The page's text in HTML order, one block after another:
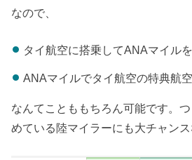
なので、
タイ航空に搭乗してANAマイル
ANAマイルでタイ航空の特典航
なんてことももちろん可能です。
めている陸マイラーにも大チャンス